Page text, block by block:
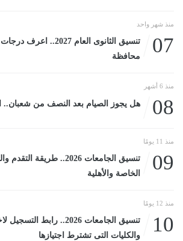
منذ شهر واحد
07
محافظة
منذ 6 أشهر
08 هل يجوز الصيام بعد النصف من شعبان..
منذ 11 يومًا
09
تنسيق الجامعات 2026..
الخاصة والأهلية
منذ 12 يومًا
10
تنسيق الجامعات 2026.. رابط
والكليات التى تشترط اجتيازها